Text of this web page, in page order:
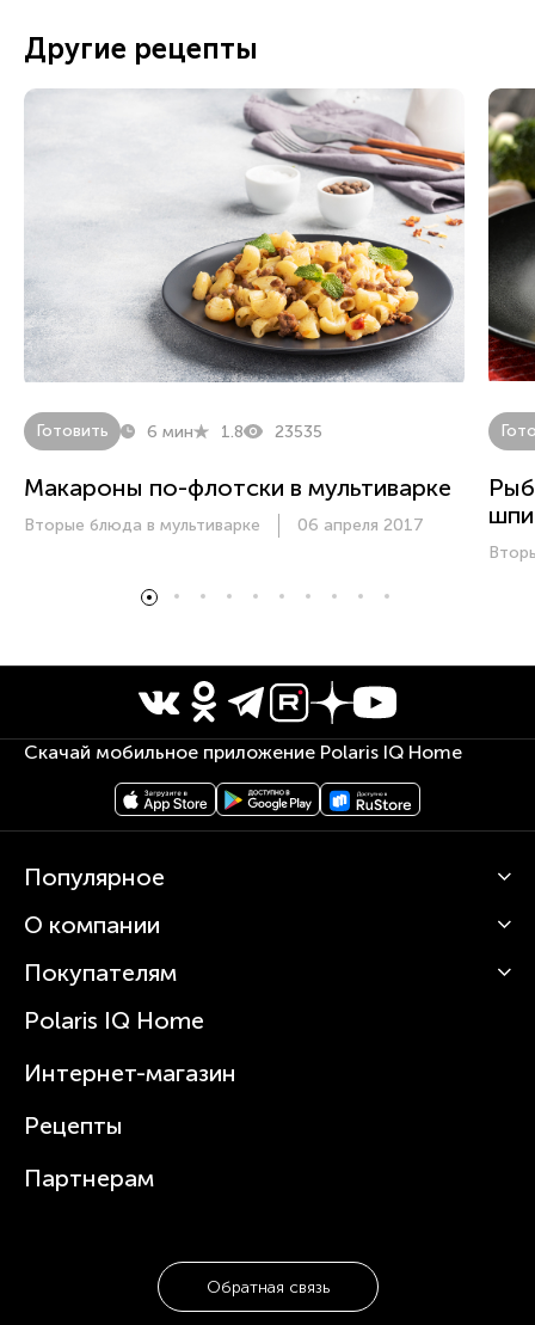
Другие рецепты
Готовить 6 мин 1.8 23535
Макароны по-флотски в мультиварке
Вторые блюда в мультиварке 06 апреля 2017
Скачай мобильное приложение Polaris IQ Home
Популярное
Кофемашины
Вертикальные пылесосы
Зубные щетки и ирригаторы
Увлажнители
Посуда
О компании
О Polaris
Статьи
Покупателям
Сервисные центры
Где купить
Polaris IQ Home
Интернет-магазин
Рецепты
Партнерам
Обратная связь